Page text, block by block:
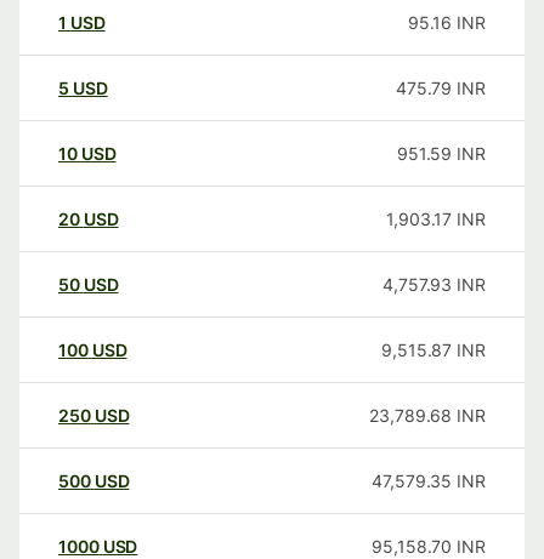
1 USD 95.16 INR
5 USD 475.79 INR
10 USD 951.59 INR
20 USD 1,903.17 INR
50 USD 4,757.93 INR
100 USD 9,515.87 INR
250 USD 23,789.68 INR
500 USD 47,579.35 INR
1000 USD 95,158.70 INR